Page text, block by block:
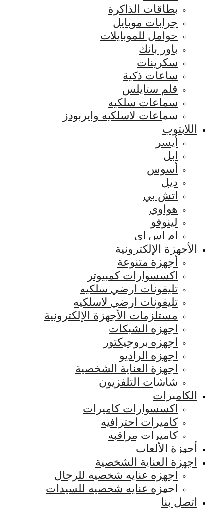
بطاقات الذاكرة
جرابات موبايل
حوامل للموبايلات
باور بانك
سكرينات
ساعات ذكية
قلم ستايلس
سماعات سلكيه
سماعات لاسلكيه وايربودز
اللابتوب
أيسر
ابل
أسوس
ديل
اتش بي
هواوي
لينوفو
ام اس اي
الأجهزة الإلكترونية
أجهزة متنوعة
اكسسوارات كمبيوتر
تليفونات ارضي سلكيه
تليفونات ارضي لاسلكيه
مستلزمات الأجهزة الإلكترونية
اجهزه الشبكات
اجهزه بروجيكتور
اجهزه الراديو
اجهزة العناية الشخصية
شاشات التلفزيون
الكاميرات
اكسسوارات كاميرات
كاميرات احترافيه
كاميرات مراقبه
أجهزة الألعاب
اجهزة العناية الشخصية
اجهزه عنايه شخصيه للرجال
اجهزه عنايه شخصيه للسيدات
اتصل بنا